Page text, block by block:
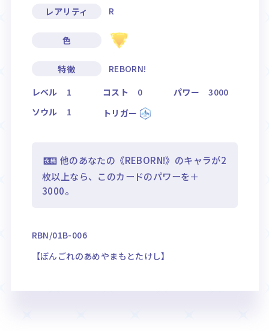
レアリティ R
色
特徴
REBORN!
レベル
1 コスト 0 パワー
3000
ソウル
1 トリガー
他のあなたの《REBORN!》のキャラが2
枚以上なら、このカードのパワーを＋
3000。
RBN/01B-006
【ぼんごれのあめやまもとたけし】